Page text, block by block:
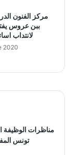
مركز الفنون
ببن عروس
لانتداب
2020
مناظرات
تونس